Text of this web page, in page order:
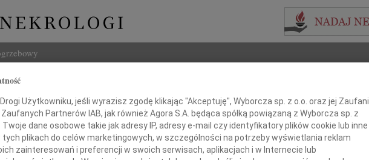
Imię i nazwisko lub numer ogłoszenia:
+ szukanie zaawansowane
Użytkowniku, jeśli wyrazisz zgodę klikając "Akceptuję", Wyborcza sp. z o.o. oraz jej Zaufani
Zaufanych Partnerów IAB, jak również Agora S.A. będąca spółką powiązaną z Wyborcza sp. z
dane osobowe takie jak adresy IP, adresy e-mail czy identyfikatory plików cookie lub inne
plikach do celów marketingowych, w szczególności na potrzeby wyświetlania reklam
zainteresowań i preferencji w swoich serwisach, aplikacjach i w Internecie lub